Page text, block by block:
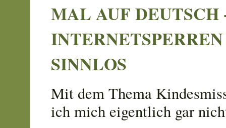
MAL AUF DEUTSCH
SINNLOS
Mit dem Thema
ich mich eigentlich gar